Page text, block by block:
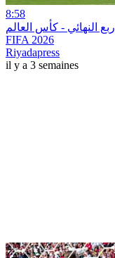
8:58
النهائي - كأس العالم
FIFA 2026
Riyadapress
il y a 3 semaines